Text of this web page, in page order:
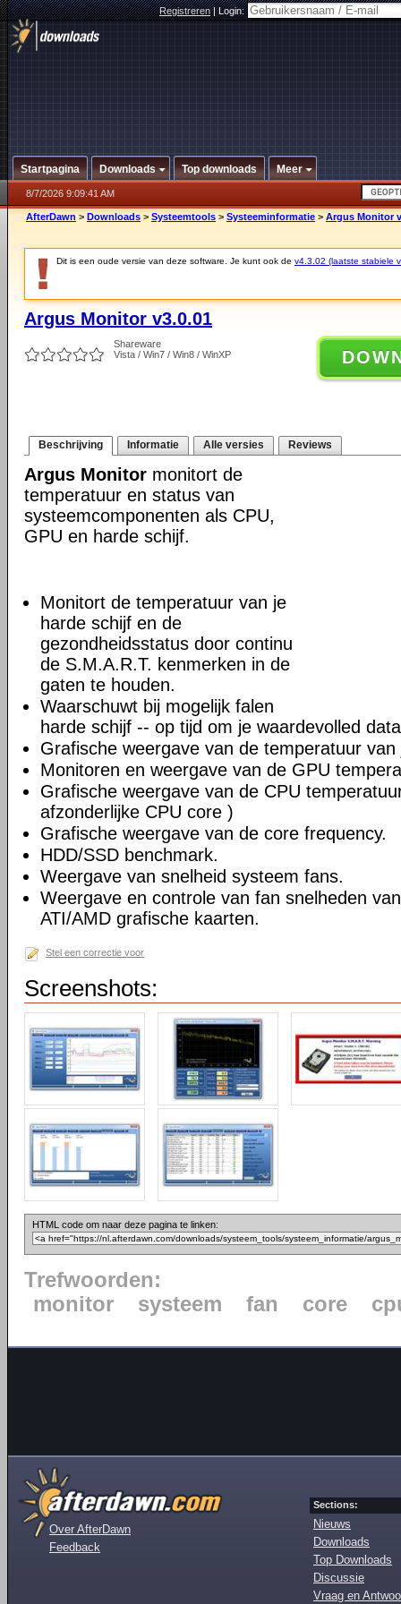
Registreren|Login:
Startpagina Downloads Top downloads Meer
8/7/2026 9:09:41 AM
AfterDawn > Downloads > Systeemtools > Systeeminformatie > Argus Monitor
Dit is een oude versie van deze software. Je kunt ook de v4.3.02 (laatste stabiele
Argus Monitor v3.0.01
Shareware
Vista / Win7 / Win8 / WinXP
Beschrijving Informatie Alle versies Reviews
Argus Monitor monitort de
temperatuur en status van
systeemcomponenten als CPU,
GPU en harde schijf.
Monitort de temperatuur van je
harde schijf en de
gezondheidsstatus door continu
de S.M.A.R.T. kenmerken in de
gaten te houden.
Waarschuwt bij mogelijk falen
harde schijf -- op tijd om je waardevolled
Grafische weergave van de temperatuur
Monitoren en weergave van de GPU
Grafische weergave van de CPU
afzonderlijke CPU core )
Grafische weergave van de core frequency.
HDD/SSD benchmark.
Weergave van snelheid systeem fans.
Weergave en controle van fan snelheden
ATI/AMD grafische kaarten.
Stel een correctie voor
Screenshots:
HTML code om naar deze pagina te linken:
Trefwoorden:
monitor
systeem fan core
Over AfterDawn
Feedback
Sections:
Nieuws
Downloads
Top Downloads
Discussie
Vraag en